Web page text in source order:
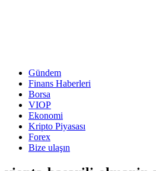
Gündem
Finans Haberleri
Borsa
VIOP
Ekonomi
Kripto Piyasası
Forex
Bize ulaşın